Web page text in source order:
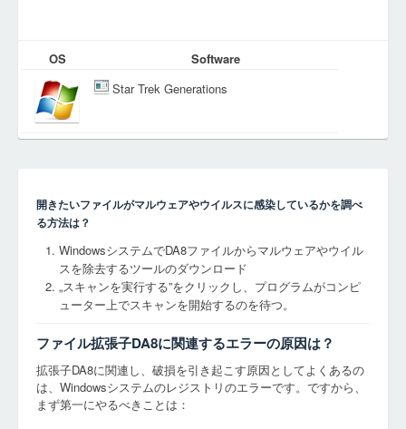
OS
Software
Star Trek Generations
開きたいファイルがマルウェアやウイルスに感染しているかを調べ
る方法は？
WindowsシステムでDA8ファイルからマルウェアやウイル
スを除去するツールのダウンロード
„スキャンを実行する”をクリックし、プログラムがコンピ
ューター上でスキャンを開始するのを待つ。
ファイル拡張子DA8に関連するエラーの原因は？
拡張子DA8に関連し、破損を引き起こす原因としてよくあるの
は、Windowsシステムのレジストリのエラーです。ですから、
まず第一にやるべきことは：